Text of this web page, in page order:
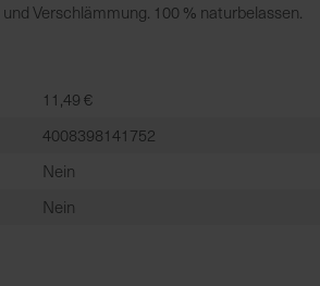
Verschlämmung. 100 % naturbelassen.
11,49 €
4008398141752
Nein
Nein